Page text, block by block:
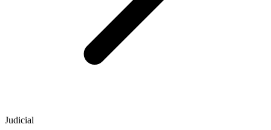
Judicial